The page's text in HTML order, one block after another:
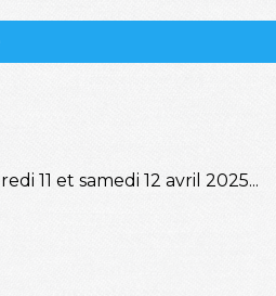
11 et samedi 12 avril 2025...